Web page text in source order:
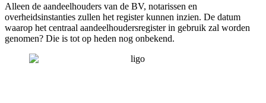
Alleen de aandeelhouders van de BV, notarissen en
overheidsinstanties zullen het register kunnen inzien. De datum
waarop het centraal aandeelhoudersregister in gebruik zal worden
genomen? Die is tot op heden nog onbekend.